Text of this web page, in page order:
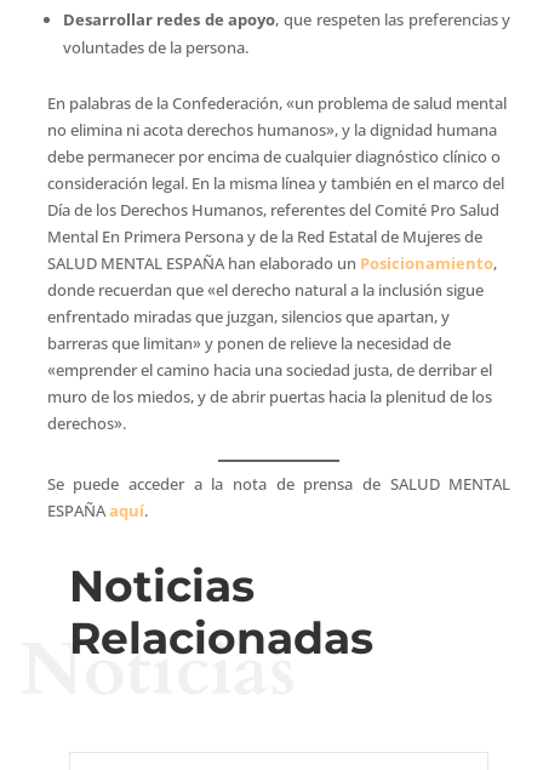
Desarrollar redes de apoyo, que respeten las preferencias y
voluntades de la persona.
En palabras de la Confederación, «un problema de salud mental
no elimina ni acota derechos humanos», y la dignidad humana
debe permanecer por encima de cualquier diagnóstico clínico o
consideración legal. En la misma línea y también en el marco del
Día de los Derechos Humanos, referentes del Comité Pro Salud
Mental En Primera Persona y de la Red Estatal de Mujeres de
SALUD MENTAL ESPAÑA han elaborado un Posicionamiento,
donde recuerdan que «el derecho natural a la inclusión sigue
enfrentado miradas que juzgan, silencios que apartan, y
barreras que limitan» y ponen de relieve la necesidad de
«emprender el camino hacia una sociedad justa, de derribar el
muro de los miedos, y de abrir puertas hacia la plenitud de los
derechos».
Se puede acceder a la nota de prensa de SALUD MENTAL
ESPAÑAaquí.
Noticias
Relacionadas
Noticias